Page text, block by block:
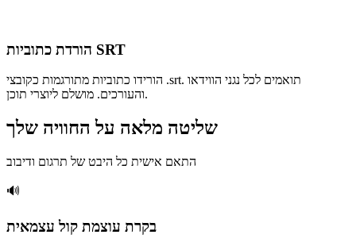
הורדת כתוביות SRT
הורידו כתוביות מתורגמות כקובצי .srt. תואמים לכל נגני הווידאו
והעורכים. מושלם ליוצרי תוכן.
שליטה מלאה על החוויה שלך
התאם אישית כל היבט של תרגום ודיבוב
🔊
בקרת עוצמת קול עצמאית